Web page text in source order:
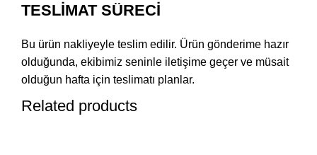
TESLİMAT SÜRECİ
Bu ürün nakliyeyle teslim edilir. Ürün gönderime hazır
olduğunda, ekibimiz seninle iletişime geçer ve müsait
olduğun hafta için teslimatı planlar.
Related products